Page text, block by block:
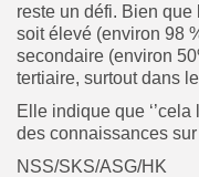
reste un défi. Bien que
soit élevé (environ 98
secondaire (environ
tertiaire, surtout dans
Elle indique que
des connaissances sur
NSS/SKS/ASG/HK